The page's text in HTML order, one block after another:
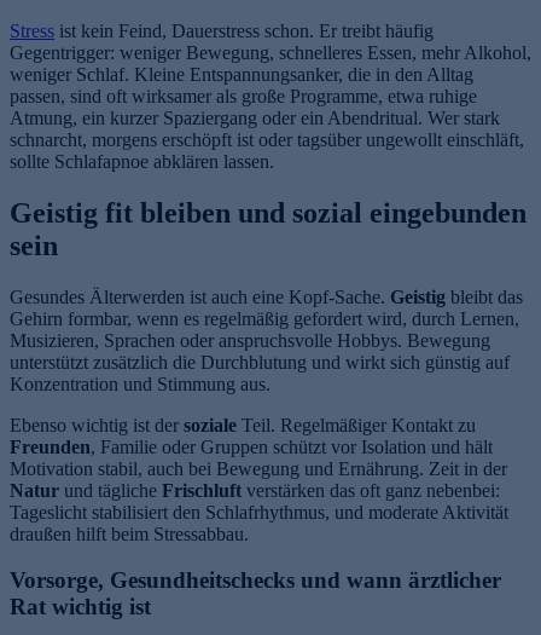
Stress ist kein Feind, Dauerstress schon. Er treibt häufig
Gegentrigger: weniger Bewegung, schnelleres Essen, mehr Alkohol,
weniger Schlaf. Kleine Entspannungsanker, die in den Alltag
passen, sind oft wirksamer als große Programme, etwa ruhige
Atmung, ein kurzer Spaziergang oder ein Abendritual. Wer stark
schnarcht, morgens erschöpft ist oder tagsüber ungewollt einschläft,
sollte Schlafapnoe abklären lassen.
Geistig fit bleiben und sozial eingebunden
sein
Gesundes Älterwerden ist auch eine Kopf-Sache. Geistig bleibt das
Gehirn formbar, wenn es regelmäßig gefordert wird, durch Lernen,
Musizieren, Sprachen oder anspruchsvolle Hobbys. Bewegung
unterstützt zusätzlich die Durchblutung und wirkt sich günstig auf
Konzentration und Stimmung aus.
Ebenso wichtig ist der soziale Teil. Regelmäßiger Kontakt zu
Freunden, Familie oder Gruppen schützt vor Isolation und hält
Motivation stabil, auch bei Bewegung und Ernährung. Zeit in der
Natur und tägliche Frischluft verstärken das oft ganz nebenbei:
Tageslicht stabilisiert den Schlafrhythmus, und moderate Aktivität
draußen hilft beim Stressabbau.
Vorsorge, Gesundheitschecks und wann ärztlicher
Rat wichtig ist